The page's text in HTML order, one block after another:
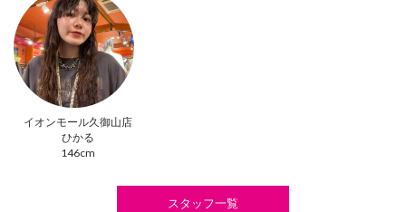
イオンモール久御山店
ひかる
146cm
スタッフ一覧